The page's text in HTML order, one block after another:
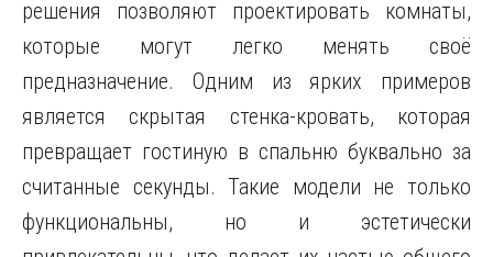
решения позволяют проектировать комнаты,
которые могут легко менять своё
предназначение. Одним из ярких примеров
является скрытая стенка-кровать, которая
превращает гостиную в спальню буквально за
считанные секунды. Такие модели не только
функциональны, но и эстетически